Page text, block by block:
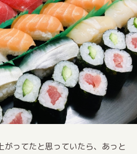
がってたと思っていたら、あっと